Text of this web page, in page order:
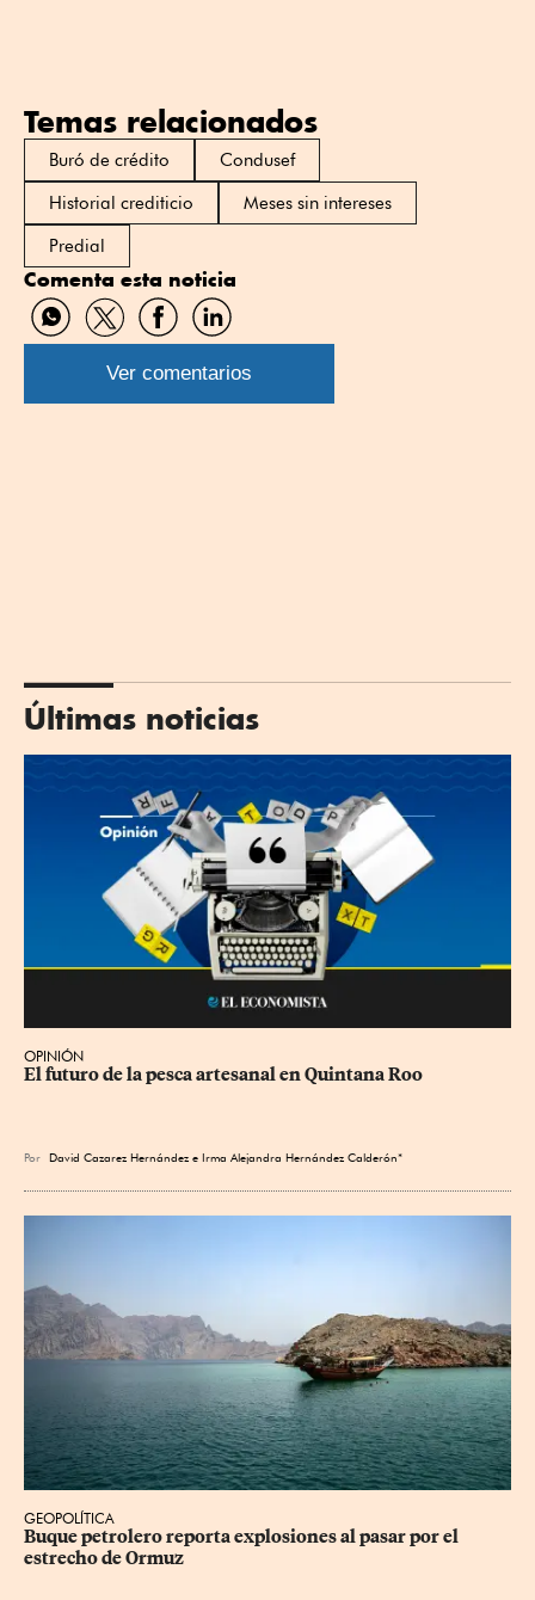
Temas relacionados
Buró de crédito
Condusef
Historial crediticio
Meses sin intereses
Predial
Comenta esta noticia
Compartir
por
WhatsApp
Compartir
por
Twitter
Compartir
por
Facebook
Compartir
por
Linkedin
Ver comentarios
Últimas noticias
OPINIÓN
El futuro de la pesca artesanal en Quintana Roo
Por David Cazarez Hernández e Irma Alejandra Hernández Calderón*
GEOPOLÍTICA
Buque petrolero reporta explosiones al pasar por el
estrecho de Ormuz